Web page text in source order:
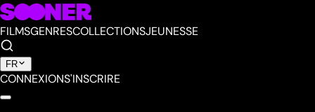
FILMSGENRESCOLLECTIONSJEUNESSE
FR
CONNEXIONS'INSCRIRE